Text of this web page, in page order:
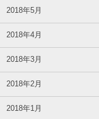
2018年5月
2018年4月
2018年3月
2018年2月
2018年1月